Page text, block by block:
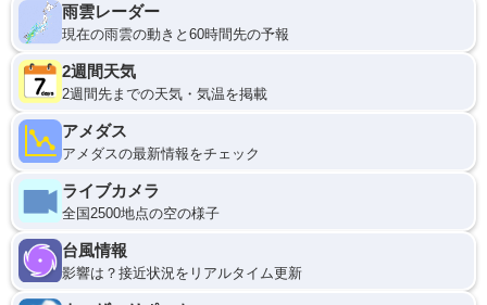
雨雲レーダー
現在の雨雲の動きと60時間先の予報
2週間天気
2週間先までの天気・気温を掲載
アメダス
アメダスの最新情報をチェック
ライブカメラ
全国2500地点の空の様子
台風情報
影響は？接近状況をリアルタイム更新